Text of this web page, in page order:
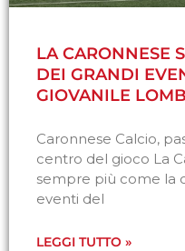
LA CARONNESE
DEI GRANDI
GIOVANILE
Caronnese Calcio,
centro del gioco La
sempre più come la
eventi del
LEGGI TUTTO »